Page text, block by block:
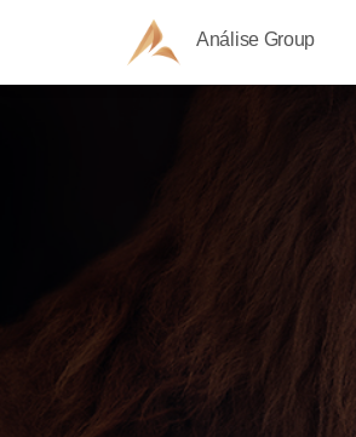
Análise Group